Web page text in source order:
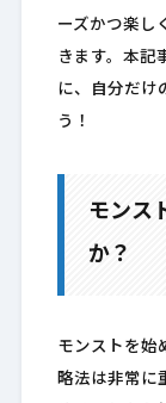
ーズかつ楽し
きます。本記
に、自分だけ
う！
モンス
か？
モンストを始
略法は非常に